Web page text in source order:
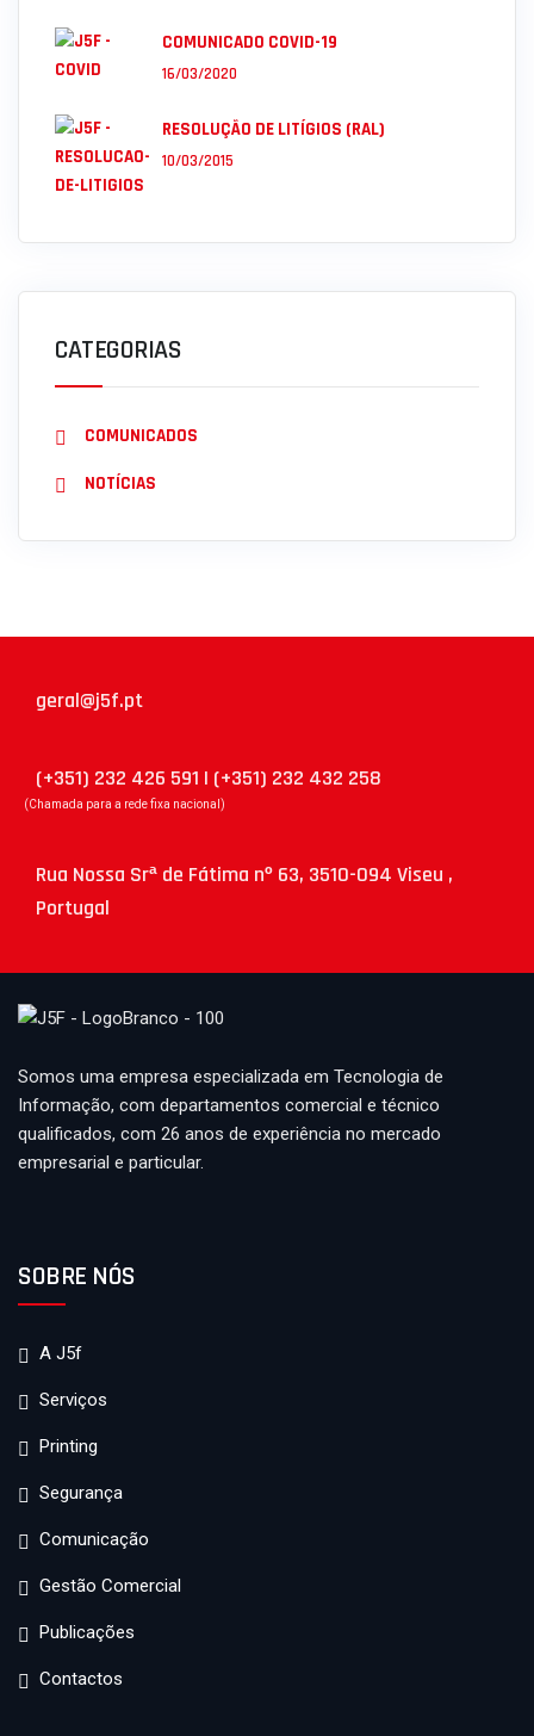
COMUNICADO COVID-19
16/03/2020
RESOLUÇÃO DE LITÍGIOS (RAL)
10/03/2015
CATEGORIAS
COMUNICADOS
NOTÍCIAS
geral@j5f.pt
(+351) 232 426 591 | (+351) 232 432 258
(Chamada para a rede fixa nacional)
Rua Nossa Srª de Fátima nº 63, 3510-094 Viseu ,
Portugal
Somos uma empresa especializada em Tecnologia de
Informação, com departamentos comercial e técnico
qualificados, com 26 anos de experiência no mercado
empresarial e particular.
SOBRE NÓS
A J5f
Serviços
Printing
Segurança
Comunicação
Gestão Comercial
Publicações
Contactos